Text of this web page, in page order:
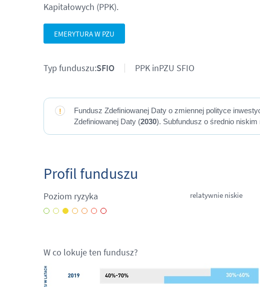
Kapitałowych (PPK).
EMERYTURA W PZU
Typ funduszu:SFIO PPK inPZU SFIO
Fundusz Zdefiniowanej Daty o zmiennej polityce
Zdefiniowanej Daty (2030). Subfundusz o średnio
Profil funduszu
Poziom ryzyka relatywnie niskie
W co lokuje ten fundusz?